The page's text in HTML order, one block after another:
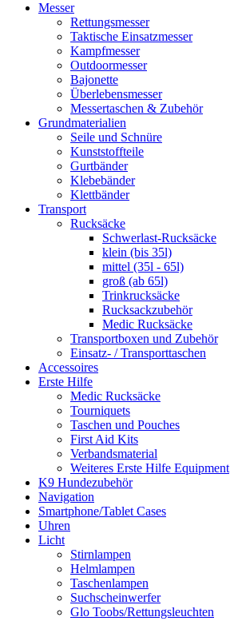
Messer
Rettungsmesser
Taktische Einsatzmesser
Kampfmesser
Outdoormesser
Bajonette
Überlebensmesser
Messertaschen & Zubehör
Grundmaterialien
Seile und Schnüre
Kunststoffteile
Gurtbänder
Klebebänder
Klettbänder
Transport
Rucksäcke
Schwerlast-Rucksäcke
klein (bis 35l)
mittel (35l - 65l)
groß (ab 65l)
Trinkrucksäcke
Rucksackzubehör
Medic Rucksäcke
Transportboxen und Zubehör
Einsatz- / Transporttaschen
Accessoires
Erste Hilfe
Medic Rucksäcke
Tourniquets
Taschen und Pouches
First Aid Kits
Verbandsmaterial
Weiteres Erste Hilfe Equipment
K9 Hundezubehör
Navigation
Smartphone/Tablet Cases
Uhren
Licht
Stirnlampen
Helmlampen
Taschenlampen
Suchscheinwerfer
Glo Toobs/Rettungsleuchten